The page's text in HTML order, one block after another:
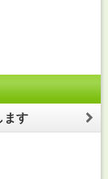
ます